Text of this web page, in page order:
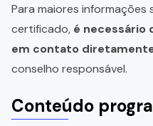
Para maiores
certificado, é necessário
em contato
conselho responsável.
Conteúdo